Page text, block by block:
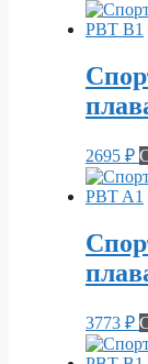
2695 ₽
3773 ₽